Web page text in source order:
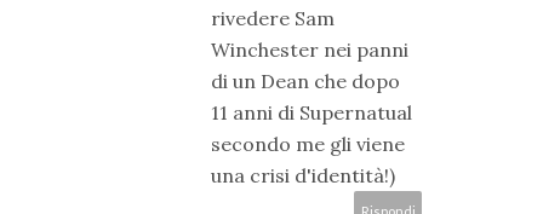
rivedere Sam
Winchester nei panni
di un Dean che dopo
11 anni di Supernatual
secondo me gli viene
una crisi d'identità!)
Rispondi